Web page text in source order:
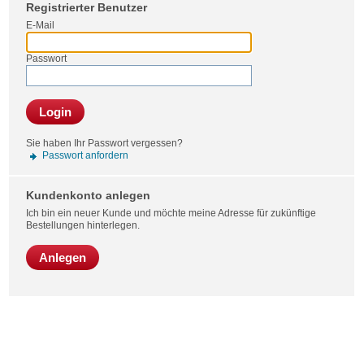
Registrierter Benutzer
E-Mail
Passwort
Login
Sie haben Ihr Passwort vergessen?
Passwort anfordern
Kundenkonto anlegen
Ich bin ein neuer Kunde und möchte meine Adresse für zukünftige
Bestellungen hinterlegen.
Anlegen